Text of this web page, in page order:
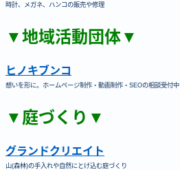
時計、メガネ、ハンコの販売や修理
▼地域活動団体▼
ヒノキブンコ
想いを形に。ホームページ制作・動画制作・SEOの相談受付中
▼庭づくり▼
グランドクリエイト
山(森林)の手入れや自然にとけ込む庭づくり